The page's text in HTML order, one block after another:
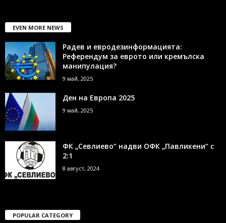
EVEN MORE NEWS
Радев и евродезинформацията:
Референдум за еврото или кремълска
манипулация?
9 май, 2025
Ден на Европа 2025
9 май, 2025
ФК „Севлиево“ надви ОФК „Павликени“ с
2:1
8 август, 2024
POPULAR CATEGORY